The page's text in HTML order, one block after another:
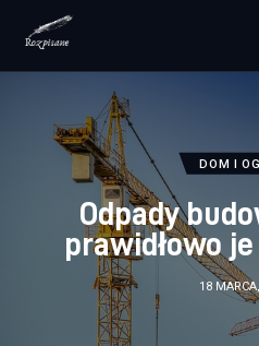
rozpisane.pl
Lifestyle
Zdrowie
Uroda
Dom i ogród
DOM I
Odpady
prawidłowo
18